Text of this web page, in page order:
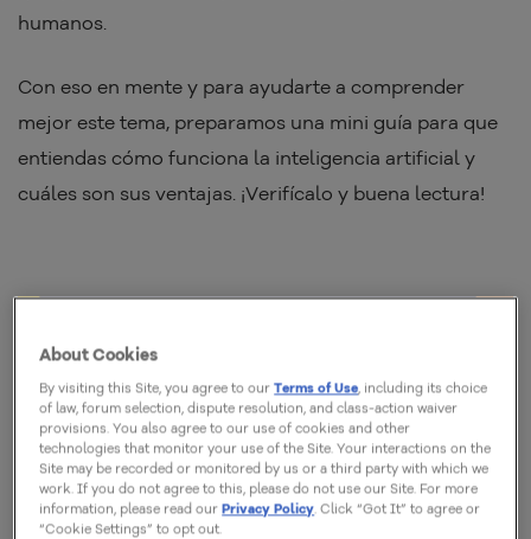
humanos.
Con eso en mente y para ayudarte a comprender
mejor este tema, preparamos una mini guía para que
entiendas cómo funciona la inteligencia artificial y
cuáles son sus ventajas. ¡Verifícalo y buena lectura!
¿Qué es la inteligencia artificial?
About Cookies
By visiting this Site, you agree to ourTerms of Use, including its choice
of law, forum selection, dispute resolution, and class-action waiver
provisions. You also agree to our use of cookies and other
technologies that monitor your use of the Site. Your interactions on the
Site may be recorded or monitored by us or a third party with which we
work. If you do not agree to this, please do not use our Site. For more
information, please read ourPrivacy Policy. Click “Got It” to agree or
“Cookie Settings” to opt out.